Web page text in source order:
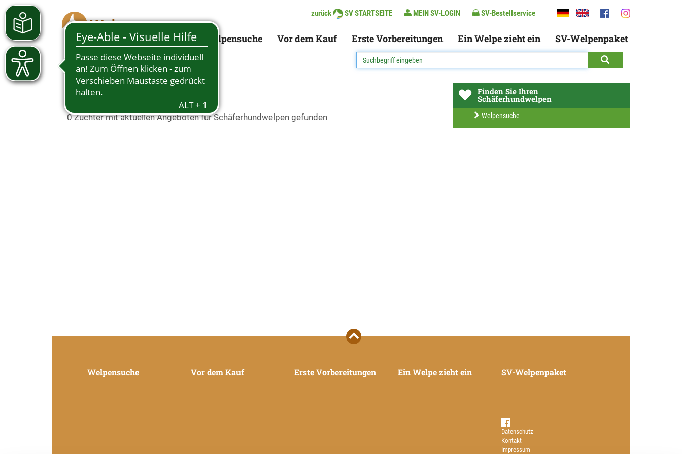
zurück SV STARTSEITE MEIN SV-LOGIN SV-Bestellservice
Welpensuche Vor dem Kauf Erste Vorbereitungen Ein Welpe zieht ein SV-Welpenpaket
Schäferhundwelpen in
0 Züchter mit aktuellen Angeboten für Schäferhundwelpen gefunden
Finden Sie Ihren
Schäferhundwelpen
Welpensuche
Welpensuche Vor dem Kauf Erste Vorbereitungen Ein Welpe zieht ein SV-Welpenpaket
Datenschutz
Kontakt
Impressum